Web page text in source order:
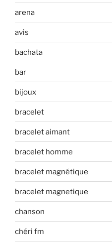
arena
avis
bachata
bar
bijoux
bracelet
bracelet aimant
bracelet homme
bracelet magnétique
bracelet magnetique
chanson
chéri fm